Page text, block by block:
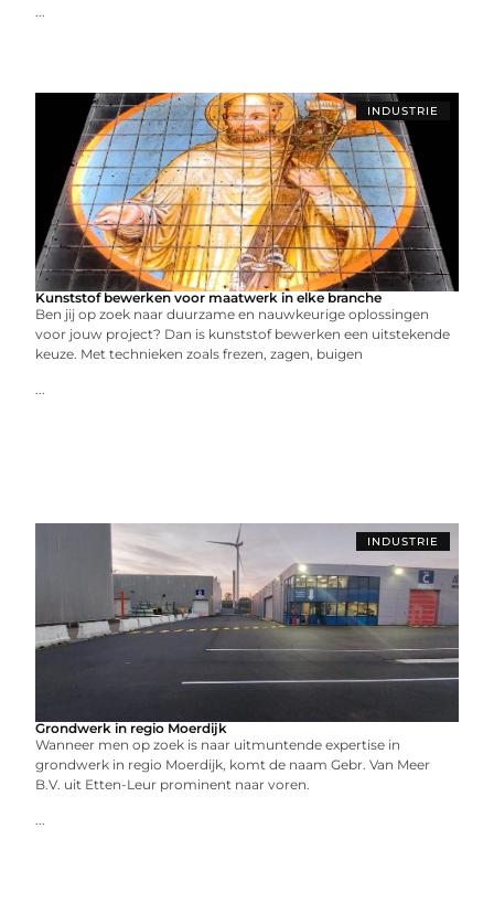
...
INDUSTRIE
Kunststof bewerken voor maatwerk in elke branche
Ben jij op zoek naar duurzame en nauwkeurige oplossingen
voor jouw project? Dan is kunststof bewerken een uitstekende
keuze. Met technieken zoals frezen, zagen, buigen
...
INDUSTRIE
Grondwerk in regio Moerdijk
Wanneer men op zoek is naar uitmuntende expertise in
grondwerk in regio Moerdijk, komt de naam Gebr. Van Meer
B.V. uit Etten-Leur prominent naar voren.
...